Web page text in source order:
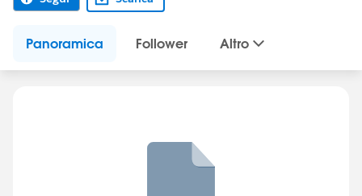
Panoramica Follower Altro